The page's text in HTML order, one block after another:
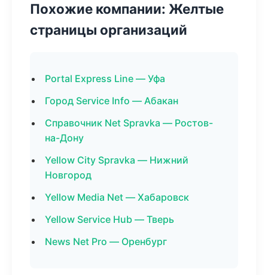
Похожие компании: Желтые
страницы организаций
Portal Express Line — Уфа
Город Service Info — Абакан
Справочник Net Spravka — Ростов-
на-Дону
Yellow City Spravka — Нижний
Новгород
Yellow Media Net — Хабаровск
Yellow Service Hub — Тверь
News Net Pro — Оренбург